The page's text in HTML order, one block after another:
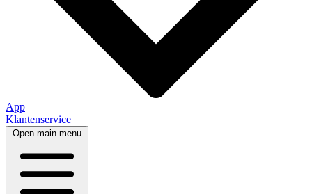
App
Klantenservice
Open main menu